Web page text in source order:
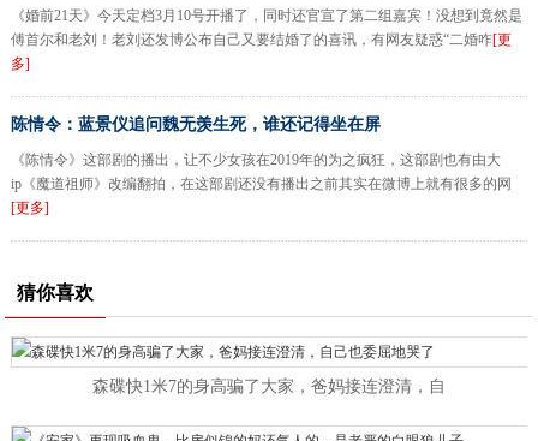
《婚前21天》今天定档3月10号开播了，同时还官宣了第二组嘉宾！没想到竟然是
傅首尔和老刘！老刘还发博公布自己又要结婚了的喜讯，有网友疑惑“二婚咋[更
多]
陈情令：蓝景仪追问魏无羡生死，谁还记得坐在屏
《陈情令》这部剧的播出，让不少女孩在2019年的为之疯狂，这部剧也有由大
ip《魔道祖师》改编翻拍，在这部剧还没有播出之前其实在微博上就有很多的网
[更多]
猜你喜欢
森碟快1米7的身高骗了大家，爸妈接连澄清，自